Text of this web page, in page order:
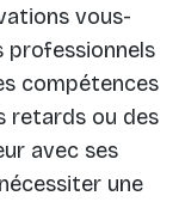
vous-
professionnels
compétences
retards ou des
avec ses
une